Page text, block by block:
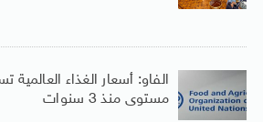
الفاو: أسعار الغذاء
مستوى منذ 3 سنوات